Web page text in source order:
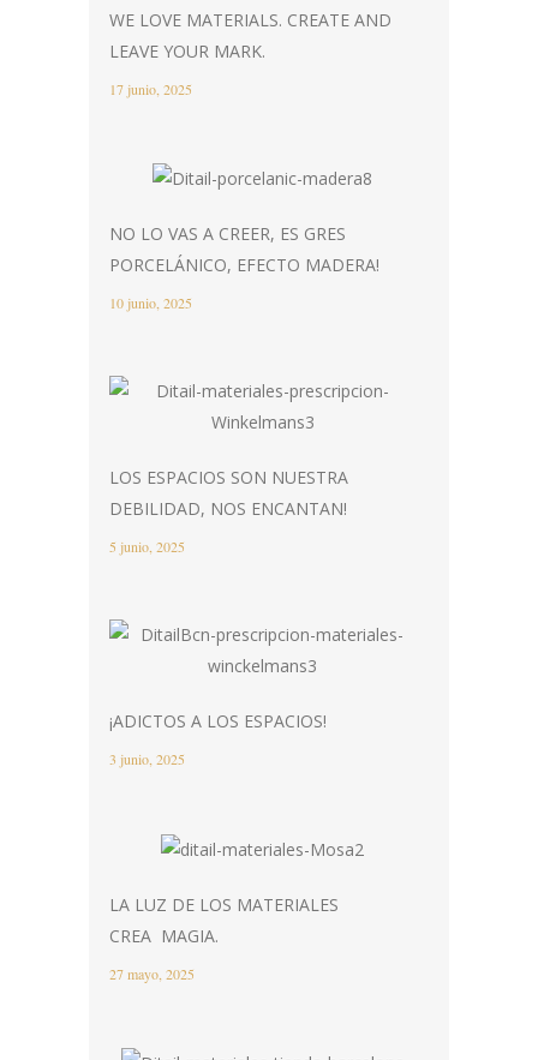
WE LOVE MATERIALS. CREATE AND
LEAVE YOUR MARK.
17 junio, 2025
NO LO VAS A CREER, ES GRES
PORCELÁNICO, EFECTO MADERA!
10 junio, 2025
LOS ESPACIOS SON NUESTRA
DEBILIDAD, NOS ENCANTAN!
5 junio, 2025
¡ADICTOS A LOS ESPACIOS!
3 junio, 2025
LA LUZ DE LOS MATERIALES
CREA MAGIA.
27 mayo, 2025